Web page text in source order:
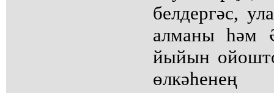
белдергәс,
алманы һәм
йыйын